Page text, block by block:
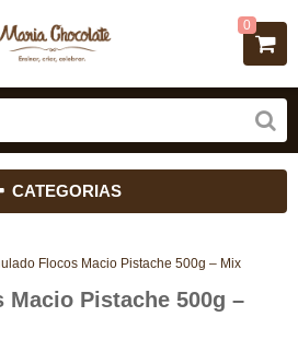
0
CATEGORIAS
Flocos Macio Pistache 500g – Mix
Macio Pistache 500g –